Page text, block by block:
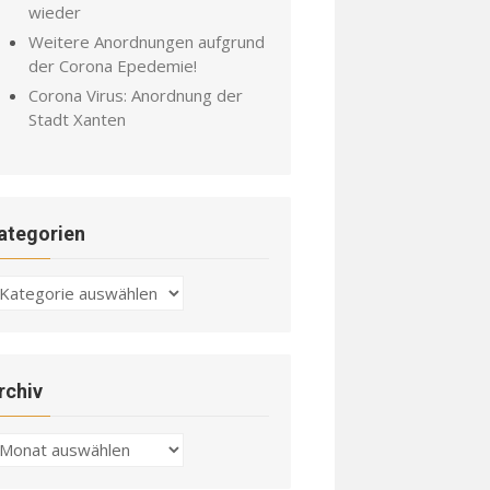
wieder
Weitere Anordnungen aufgrund
der Corona Epedemie!
Corona Virus: Anordnung der
Stadt Xanten